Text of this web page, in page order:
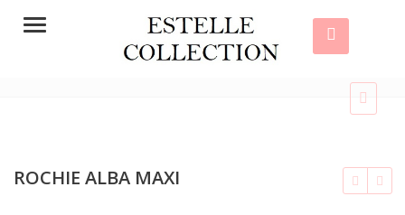
Menu
ROCHIE ALBA MAXI